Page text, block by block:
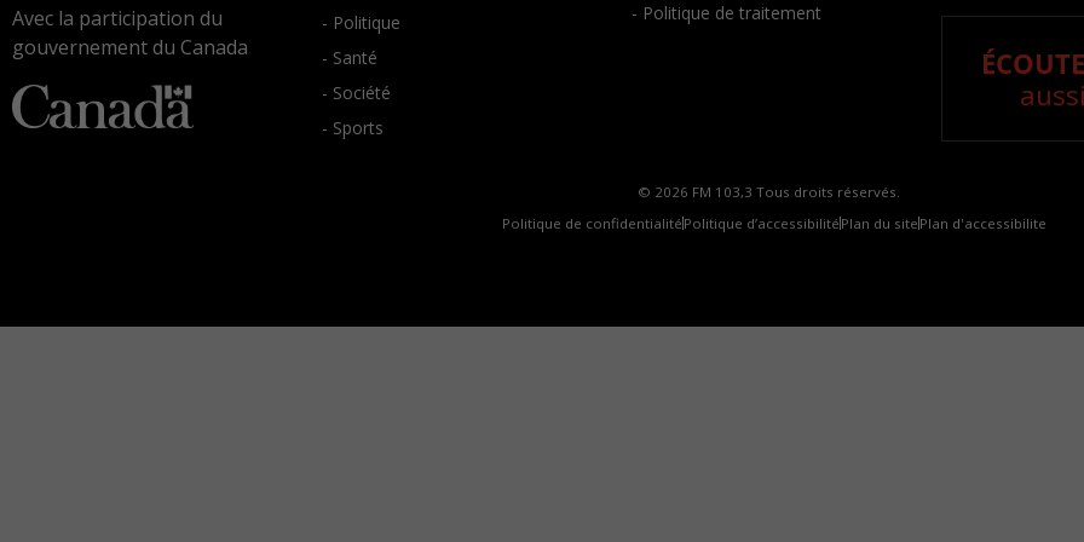
Avec la participation du
gouvernement du Canada
- Politique
- Santé
- Société
- Sports
- Politique de traitement
© 2026 FM 103,3 Tous droits réservés.
Politique de confidentialité Politique d’accessibilité Plan du site Plan d'accessibilite